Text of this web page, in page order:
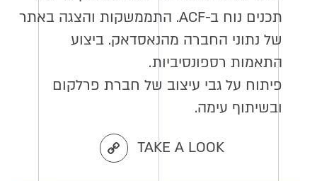
תכנים נוח ב-ACF. התממשקות והצגה באתר
של נתוני החברה מהנאסדאק. ביצוע
התאמות רספונסיביות.
פיתוח על גבי עיצוב של חברת פרלקום
ובשיתוף עימה.
TAKE A LOOK